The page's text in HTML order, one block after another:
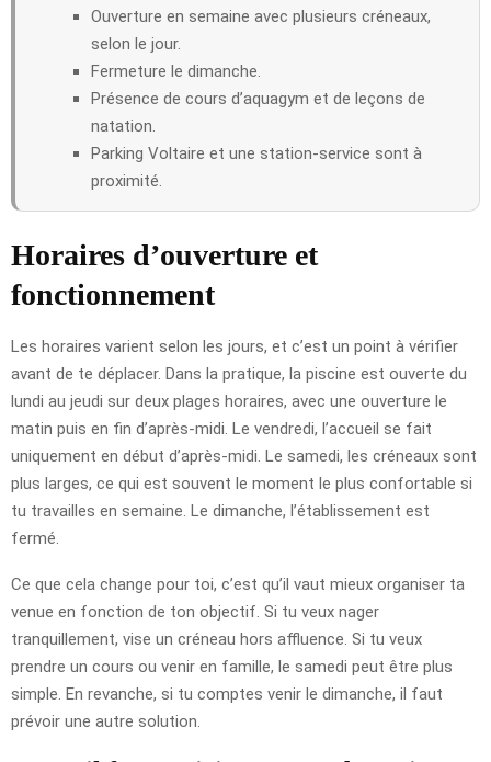
Ouverture en semaine avec plusieurs créneaux,
selon le jour.
Fermeture le dimanche.
Présence de cours d’aquagym et de leçons de
natation.
Parking Voltaire et une station-service sont à
proximité.
Horaires d’ouverture et
fonctionnement
Les horaires varient selon les jours, et c’est un point à vérifier
avant de te déplacer. Dans la pratique, la piscine est ouverte du
lundi au jeudi sur deux plages horaires, avec une ouverture le
matin puis en fin d’après-midi. Le vendredi, l’accueil se fait
uniquement en début d’après-midi. Le samedi, les créneaux sont
plus larges, ce qui est souvent le moment le plus confortable si
tu travailles en semaine. Le dimanche, l’établissement est
fermé.
Ce que cela change pour toi, c’est qu’il vaut mieux organiser ta
venue en fonction de ton objectif. Si tu veux nager
tranquillement, vise un créneau hors affluence. Si tu veux
prendre un cours ou venir en famille, le samedi peut être plus
simple. En revanche, si tu comptes venir le dimanche, il faut
prévoir une autre solution.